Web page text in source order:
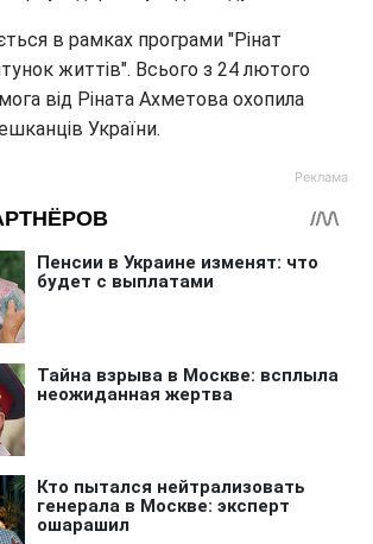
в рамках програми "Рінат
життів". Всього з 24 лютого
від Ріната Ахметова охопила
України.